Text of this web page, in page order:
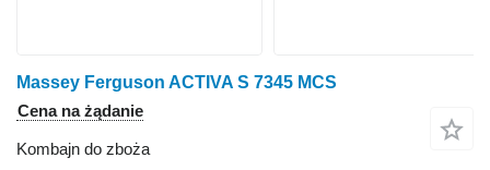
Massey Ferguson ACTIVA S 7345 MCS
Cena na żądanie
Kombajn do zboża